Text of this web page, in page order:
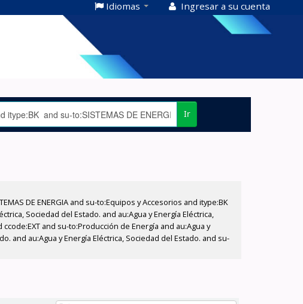
Idiomas Ingresar a su cuenta
Ir
DE ENERGIA and su-to:Equipos y Accesorios and itype:BK
Sociedad del Estado. and au:Agua y Energía Eléctrica,
and su-to:Producción de Energía and au:Agua y
and au:Agua y Energía Eléctrica, Sociedad del Estado. and su-